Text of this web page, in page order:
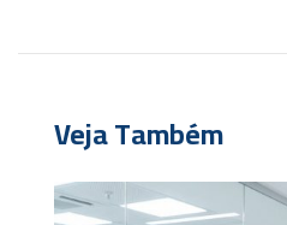
Veja Também